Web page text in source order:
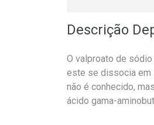
Descrição
O valproato de
este se dissocia em
não é conhecido,
ácido gama-